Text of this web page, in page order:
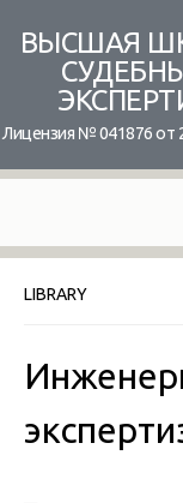
content
ВЫСШАЯ
Лицензия № 041876 от
LIBRARY